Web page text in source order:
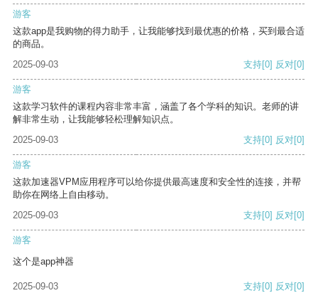
游客
这款app是我购物的得力助手，让我能够找到最优惠的价格，买到最合适
的商品。
2025-09-03
支持[0] 反对[0]
游客
这款学习软件的课程内容非常丰富，涵盖了各个学科的知识。老师的讲
解非常生动，让我能够轻松理解知识点。
2025-09-03
支持[0] 反对[0]
游客
这款加速器VPM应用程序可以给你提供最高速度和安全性的连接，并帮
助你在网络上自由移动。
2025-09-03
支持[0] 反对[0]
游客
这个是app神器
2025-09-03 支持[0] 反对[0]